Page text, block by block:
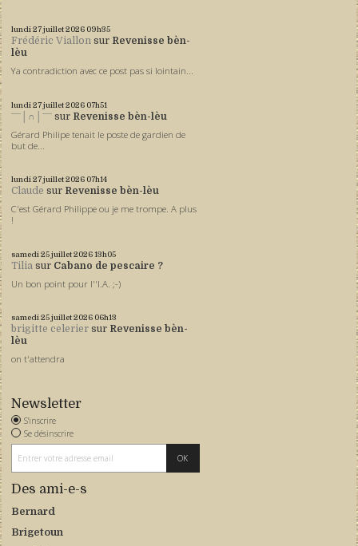
lundi 27juillet 2026 09h35
Frédéric Viallon sur Revenisse bèn-
lèu
Ya contradiction avec ce post pas si lointain...
lundi 27juillet 2026 07h51
ˉˉˉ│∩│ˉˉˉ sur Revenisse bèn-lèu
Gérard Philipe tenait le poste de gardien de
but de...
lundi 27juillet 2026 07h14
Claude sur Revenisse bèn-lèu
C'est Gérard Philippe ou je me trompe. A plus
!
samedi 25juillet 202613h05
Tilia sur Cabano de pescaire ?
Un bon point pour l''I.A. ;-)
samedi 25juillet 2026 06h13
brigitte celerier sur Revenisse bèn-
lèu
on t'attendra
Newsletter
S'inscrire
Se désinscrire
Des ami-e-s
Bernard
Brigetoun